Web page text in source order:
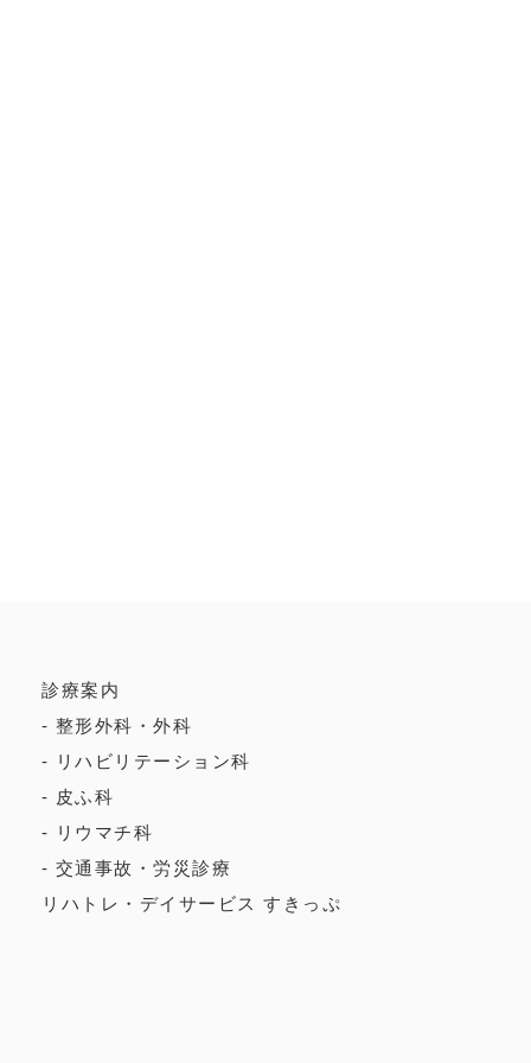
診療案内
整形外科・外科
リハビリテーション科
皮ふ科
リウマチ科
交通事故・労災診療
リハトレ・デイサービス すきっぷ